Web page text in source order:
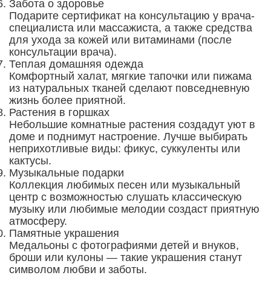
Забота о здоровье
Подарите сертификат на консультацию у врача-
специалиста или массажиста, а также средства
для ухода за кожей или витаминами (после
консультации врача).
Теплая домашняя одежда
Комфортный халат, мягкие тапочки или пижама
из натуральных тканей сделают повседневную
жизнь более приятной.
Растения в горшках
Небольшие комнатные растения создадут уют в
доме и поднимут настроение. Лучше выбирать
неприхотливые виды: фикус, суккуленты или
кактусы.
Музыкальные подарки
Коллекция любимых песен или музыкальный
центр с возможностью слушать классическую
музыку или любимые мелодии создаст приятную
атмосферу.
Памятные украшения
Медальоны с фотографиями детей и внуков,
броши или кулоны — такие украшения станут
символом любви и заботы.